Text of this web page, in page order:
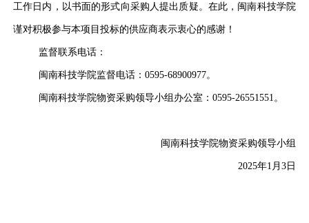
工作日内，以书面的形式向采购人提出质疑。在此，闽南科技学院
谨对积极参与本项目投标的供应商表示衷心的感谢！
监督联系电话：
闽南科技学院监督电话：0595-68900977。
闽南科技学院物资采购领导小组办公室：0595-26551551 。
闽南科技学院物资采购领导小组
2025年1 月3日